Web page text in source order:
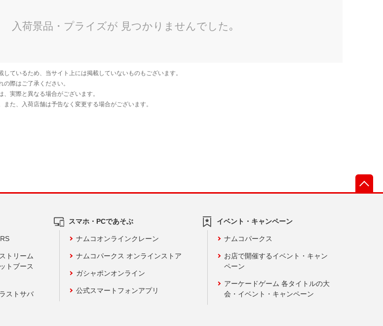
トリーム
トブース
ストサバ
スマホ・PCであそぶ
ナムコオンラインクレーン
ナムコパークス オンラインストア
ガシャポンオンライン
公式スマートフォンアプリ
イベント・キャンペーン
ナムコパークス
お店で開催するイベント・キャン
ペーン
アーケードゲーム 各タイトルの大
会・イベント・キャンペーン